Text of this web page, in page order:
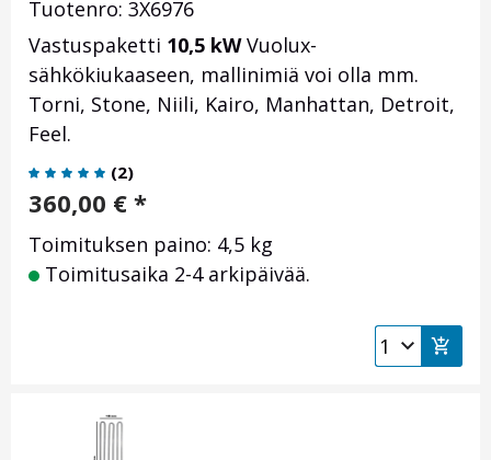
Tuotenro: 3X6976
Vastuspaketti 10,5 kWVuolux-
sähkökiukaaseen, mallinimiä voi olla mm.
Torni, Stone, Niili, Kairo, Manhattan, Detroit,
Feel.
(2)
360,00 € *
Toimituksen paino: 4,5 kg
Toimitusaika 2-4 arkipäivää.